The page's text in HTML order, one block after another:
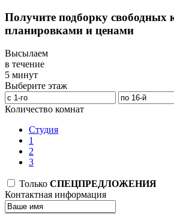
Получите подборку свободных
планировками и ценами
Высылаем
в течение
5 минут
Выберите этаж
Количество комнат
Студия
1
2
3
Только СПЕЦПРЕДЛОЖЕНИЯ
Контактная информация